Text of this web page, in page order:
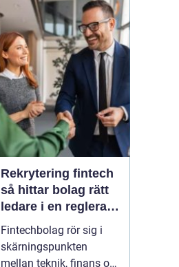
får företagaren ett lugn i
vardagen och bättre
förutsä...
Rekrytering fintech
så hittar bolag rätt
ledare i en reglerad
tillväxtbransch
Fintechbolag rör sig i
skärningspunkten
mellan teknik, finans och